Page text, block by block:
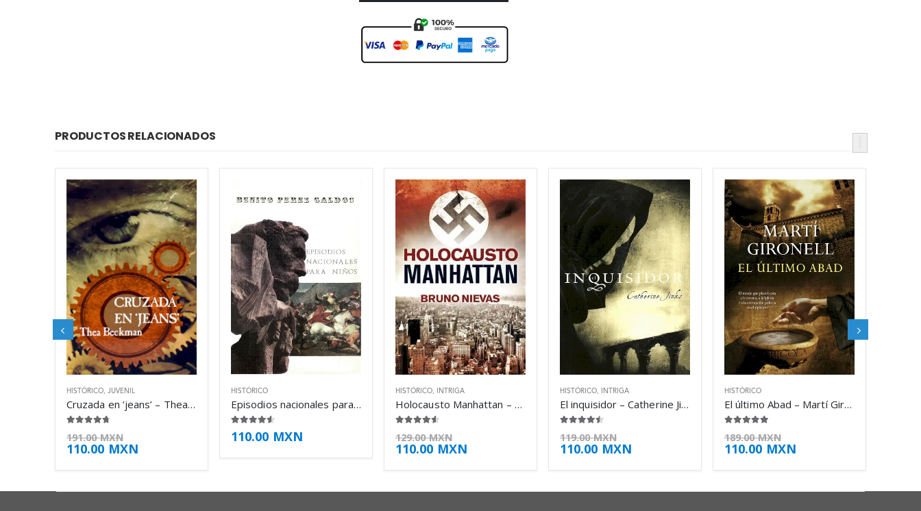
PRODUCTOS RELACIONADOS
HISTÓRICO JUVENIL
Cruzada en ’jeans’ – Thea Beckman
191.00MXN
110.00 MXN
HISTÓRICO
Episodios nacionales para niños – Benito Pérez Galdós
4.50de 5
110.00 MXN
HISTÓRICO INTRIGA
Holocausto Manhattan – Bruno Nievas
129.00MXN
110.00 MXN
HISTÓRICO INTRIGA
El inquisidor – Catherine Jinks
119.00MXN
110.00 MXN
HISTÓRICO
El último Abad – Martí Gironell
189.00MXN
110.00 MXN